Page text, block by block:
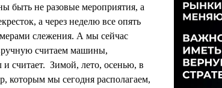
быть не разовые мероприятия, а
а через неделю все опять
слежения. А мы сейчас
считаем машины,
и считает. Зимой, лето, осенью, в
которым мы сегодня располагаем,